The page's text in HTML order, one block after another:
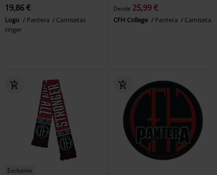
19,86 €
Logo Pantera
Camisetas
ringer
Desde 25,99 €
CFH College Pantera Camiseta
Exclusivo